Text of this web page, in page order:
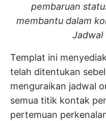
pembaruan
membantu dalam
Jadwal
Templat ini
telah ditentukan
menguraikan jadwal
semua titik kontak
pertemuan